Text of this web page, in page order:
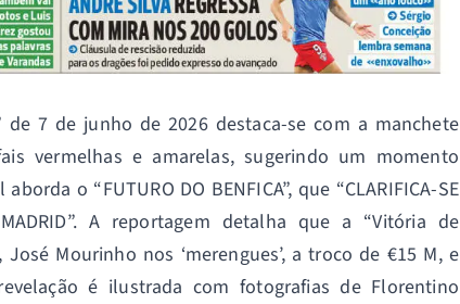
7 de junho de 2026 destaca-se com a manchete
vermelhas e amarelas, sugerindo um momento
o “FUTURO DO BENFICA”, que “CLARIFICA-SE
MADRID”. A reportagem detalha que a “Vitória de
Mourinho nos ‘merengues’, a troco de €15 M, e
é ilustrada com fotografias de Florentino